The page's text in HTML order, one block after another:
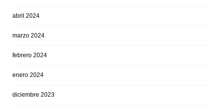
abril 2024
marzo 2024
febrero 2024
enero 2024
diciembre 2023